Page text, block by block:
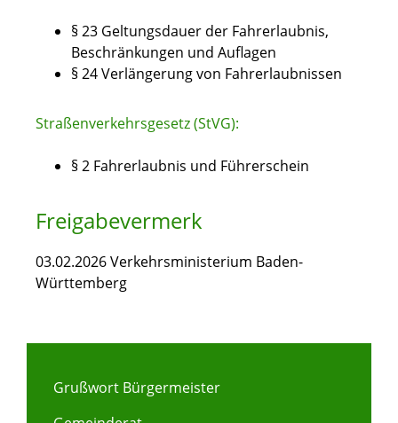
§ 23 Geltungsdauer der Fahrerlaubnis,
Beschränkungen und Auflagen
§ 24 Verlängerung von Fahrerlaubnissen
Straßenverkehrsgesetz (StVG):
§ 2 Fahrerlaubnis und Führerschein
Freigabevermerk
03.02.2026 Verkehrsministerium Baden-
Württemberg
Grußwort Bürgermeister